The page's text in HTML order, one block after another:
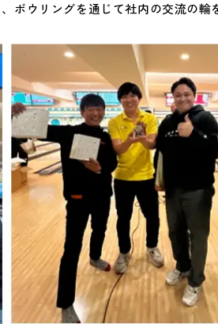
ボウリングを通じて社内の交流の輪